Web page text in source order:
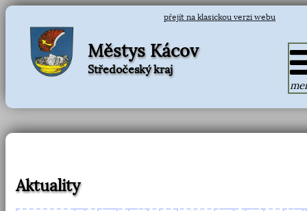
přejít na klasickou verzi webu
Městys Kácov
Středočeský kraj
Aktuality